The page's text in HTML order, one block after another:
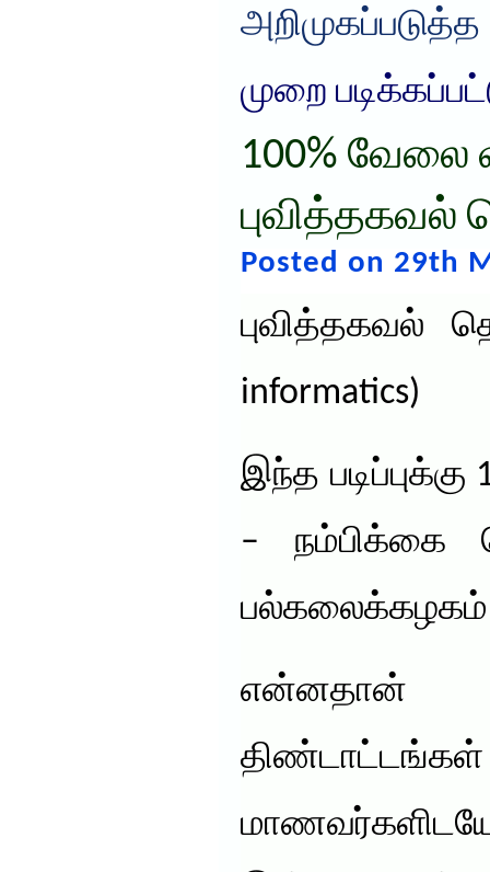
அறிமுகப்படுத்த
முறை
100% வேலை
புவித்தகவல்
Posted on 29th
புவித்தகவல்
informatics)
இந்த
– நம்பிக்கை
என்னதான்
திண்டாட்டங்கள்